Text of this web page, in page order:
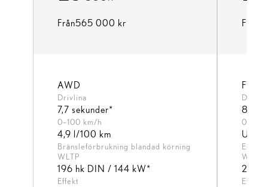
Från565 000 kr
Drivlina
AWD​
0–100 km/h
7,7 sekunder*
Bränsleförbrukning blandad körning
WLTP
4,9 l/100 km
Effekt
196 hk DIN / 144 kW*
Från
FWD​
0–100
8,0
WLTP
Upp
Effekt
224